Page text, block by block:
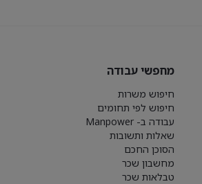
מחפשי עבודה
חיפוש משרות
חיפוש לפי תחומים
עבודה ב- Manpower
שאלות ותשובות
הסוכן החכם
מחשבון שכר
טבלאות שכר